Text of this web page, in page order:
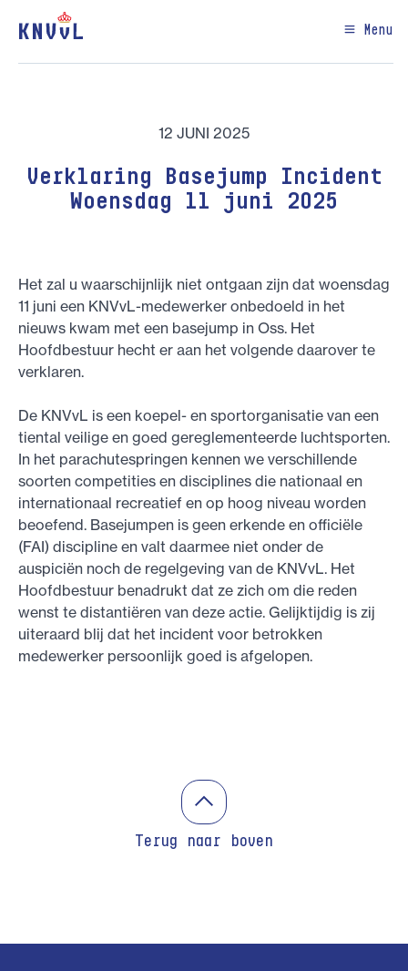
Menu
12 JUNI 2025
Verklaring Basejump Incident
Woensdag 11 juni 2025
Het zal u waarschijnlijk niet ontgaan zijn dat woensdag
11 juni een KNVvL-medewerker onbedoeld in het
nieuws kwam met een basejump in Oss. Het
Hoofdbestuur hecht er aan het volgende daarover te
verklaren.
De KNVvL is een koepel- en sportorganisatie van een
tiental veilige en goed gereglementeerde luchtsporten.
In het parachutespringen kennen we verschillende
soorten competities en disciplines die nationaal en
internationaal recreatief en op hoog niveau worden
beoefend. Basejumpen is geen erkende en officiële
(FAI) discipline en valt daarmee niet onder de
auspiciën noch de regelgeving van de KNVvL. Het
Hoofdbestuur benadrukt dat ze zich om die reden
wenst te distantiëren van deze actie. Gelijktijdig is zij
uiteraard blij dat het incident voor betrokken
medewerker persoonlijk goed is afgelopen.
Terug naar boven